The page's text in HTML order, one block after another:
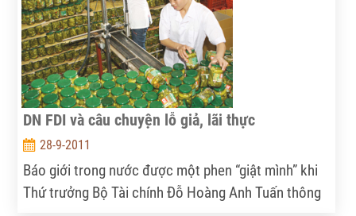
DN FDI và câu chuyện lỗ giả, lãi thực
28-9-2011
Báo giới trong nước được một phen “giật mình” khi
Thứ trưởng Bộ Tài chính Đỗ Hoàng Anh Tuấn thông